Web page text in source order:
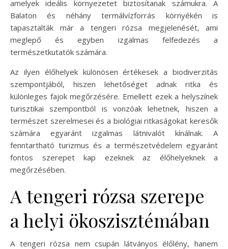
amelyek ideális környezetet biztosítanak számukra. A
Balaton és néhány termálvízforrás környékén is
tapasztalták már a tengeri rózsa megjelenését, ami
meglepő és egyben izgalmas felfedezés a
természetkutatók számára.
Az ilyen élőhelyek különösen értékesek a biodiverzitás
szempontjából, hiszen lehetőséget adnak ritka és
különleges fajok megőrzésére. Emellett ezek a helyszínek
turisztikai szempontból is vonzóak lehetnek, hiszen a
természet szerelmesei és a biológiai ritkaságokat keresők
számára egyaránt izgalmas látnivalót kínálnak. A
fenntartható turizmus és a természetvédelem egyaránt
fontos szerepet kap ezeknek az élőhelyeknek a
megőrzésében.
A tengeri rózsa szerepe
a helyi ökoszisztémában
A tengeri rózsa nem csupán látványos élőlény, hanem